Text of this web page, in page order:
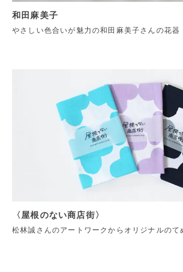
和田麻美子
やさしい色合いが魅力の和田麻美子さんの花器
〈屋根のない商店街〉
松林誠さんのアートワークからオリジナルのて